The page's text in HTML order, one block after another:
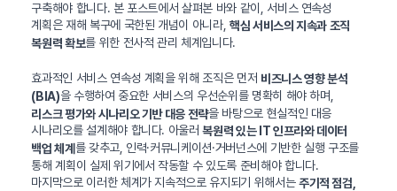
구축해야 합니다. 본 포스트에서 살펴본 바와 같이, 서비스 연속성
계획은 재해 복구에 국한된 개념이 아니라, 핵심 서비스의 지속과 조직
복원력 확보를 위한 전사적 관리 체계입니다.
효과적인 서비스 연속성 계획을 위해 조직은 먼저 비즈니스 영향 분석
(BIA)을 수행하여 중요한 서비스의 우선순위를 명확히 해야 하며,
리스크 평가와 시나리오 기반 대응 전략을 바탕으로 현실적인 대응
시나리오를 설계해야 합니다. 아울러복원력 있는 IT 인프라와 데이터
백업 체계 를 갖추고, 인력·커뮤니케이션·거버넌스에 기반한 실행 구조를
통해 계획이 실제 위기에서 작동할 수 있도록 준비해야 합니다.
마지막으로 이러한 체계가 지속적으로 유지되기 위해서는주기적 점검,